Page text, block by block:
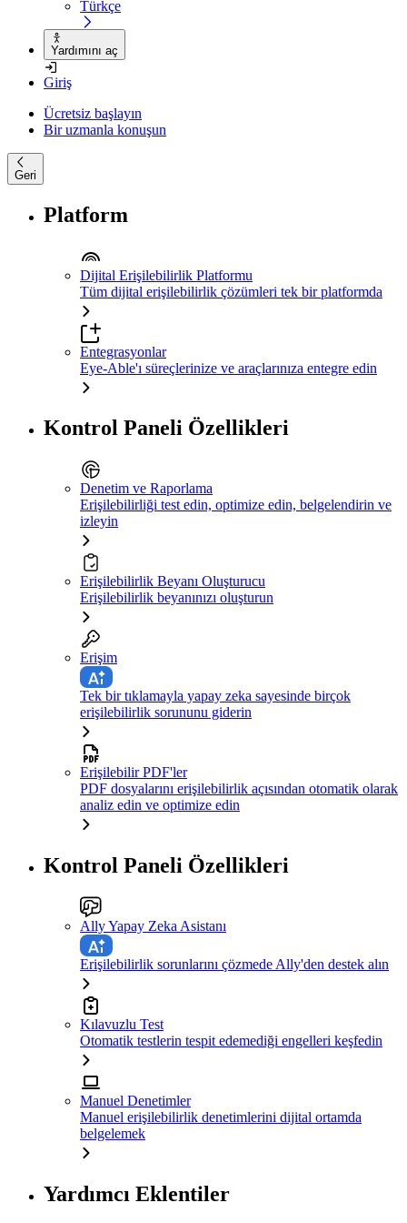
Türkçe
Yardımını aç
Giriş
Ücretsiz başlayın
Bir uzmanla konuşun
Geri
Platform
Dijital Erişilebilirlik Platformu
Tüm dijital erişilebilirlik çözümleri tek bir platformda
Entegrasyonlar
Eye-Able'ı süreçlerinize ve araçlarınıza entegre edin
Kontrol Paneli Özellikleri
Denetim ve Raporlama
Erişilebilirliği test edin, optimize edin, belgelendirin ve
izleyin
Erişilebilirlik Beyanı Oluşturucu
Erişilebilirlik beyanınızı oluşturun
Erişim
Tek bir tıklamayla yapay zeka sayesinde birçok
erişilebilirlik sorununu giderin
Erişilebilir PDF'ler
PDF dosyalarını erişilebilirlik açısından otomatik olarak
analiz edin ve optimize edin
Kontrol Paneli Özellikleri
Ally Yapay Zeka Asistanı
Erişilebilirlik sorunlarını çözmede Ally'den destek alın
Kılavuzlu Test
Otomatik testlerin tespit edemediği engelleri keşfedin
Manuel Denetimler
Manuel erişilebilirlik denetimlerini dijital ortamda
belgelemek
Yardımcı Eklentiler